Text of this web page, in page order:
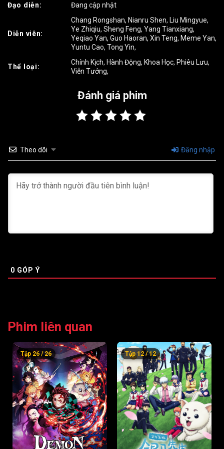
Tập 22 Tập 23 Tập 24
Tập 29
Tập 32
Tập 35
Tập 40 Tập 42
Tập 43 Tập 44 Tập 45
Tập 52 Tập 53 Tập 54
Tập 58
Tập 70 Tập 71 Tập 72
Tập 73 Tập 74 Tập 75
Tập 76 Tập 77 Tập 78
Tập 79 Tập 80 Tập 81
Tập 82 Tập 83 Tập 84
Đạo diễn:
Đang cập nhật
Diễn viên:
Chang Rongshan, Nianru Shen, Liu Mingyue,
Ye Zhiqiu, Sheng Feng, Yang Tianxiang,
Yeqiao Yan, Guo Haoran, Xin Teng, Meme Yan,
Yuntu Cao, Tong Yin,
Thể loại:
Chính Kịch, Hành Động, Khoa Học, Phiêu Lưu,
Viễn Tưởng,
Đánh giá phim
Theo dõi Đăng nhập
0 GÓP Ý
Phim liên quan
Tập 26 / 26 Tập 12 / 12